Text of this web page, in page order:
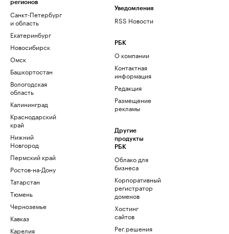
регионов
Санкт-Петербург
и область
Екатеринбург
Новосибирск
Омск
Башкортостан
Вологодская
область
Калининград
Краснодарский
край
Нижний
Новгород
Пермский край
Ростов-на-Дону
Татарстан
Тюмень
Черноземье
Кавказ
Карелия
Уведомления
RSS Новости
РБК
О компании
Контактная
информация
Редакция
Размещение
рекламы
Другие
продукты
РБК
Облако для
бизнеса
Корпоративный
регистратор
доменов
Хостинг
сайтов
Рег.решения